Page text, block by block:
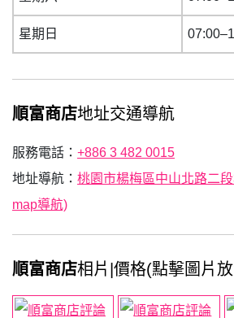
星期日
順富商店地址交通導航
服務電話： +886 3 482 0015
地址導航： 桃園市楊梅區中山北路二
map導航)
順富商店相片|價格(點擊圖片